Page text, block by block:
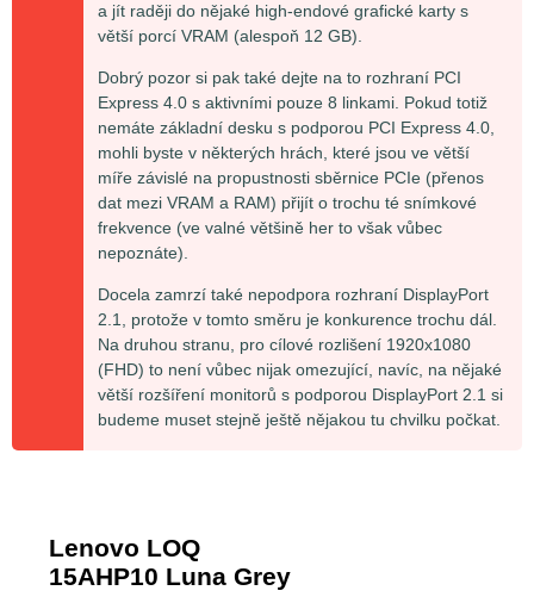
a jít raději do nějaké high-endové grafické karty s
větší porcí VRAM (alespoň 12 GB).
Dobrý pozor si pak také dejte na to rozhraní PCI
Express 4.0 s aktivními pouze 8 linkami. Pokud totiž
nemáte základní desku s podporou PCI Express 4.0,
mohli byste v některých hrách, které jsou ve větší
míře závislé na propustnosti sběrnice PCIe (přenos
dat mezi VRAM a RAM) přijít o trochu té snímkové
frekvence (ve valné většině her to však vůbec
nepoznáte).
Docela zamrzí také nepodpora rozhraní DisplayPort
2.1, protože v tomto směru je konkurence trochu dál.
Na druhou stranu, pro cílové rozlišení 1920x1080
(FHD) to není vůbec nijak omezující, navíc, na nějaké
větší rozšíření monitorů s podporou DisplayPort 2.1 si
budeme muset stejně ještě nějakou tu chvilku počkat.